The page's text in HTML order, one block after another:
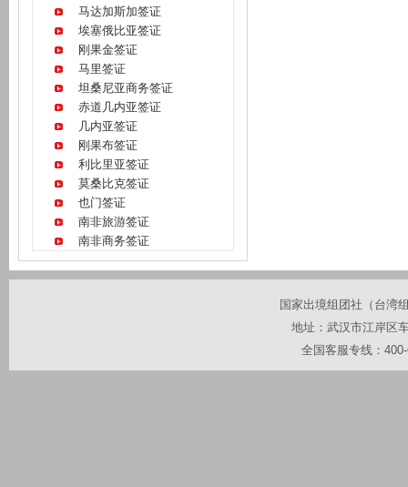
马达加斯加签证
埃塞俄比亚签证
刚果金签证
马里签证
坦桑尼亚商务签证
赤道几内亚签证
几内亚签证
刚果布签证
利比里亚签证
莫桑比克签证
也门签证
南非旅游签证
南非商务签证
国家出境组团社（台湾
地址：武汉市江岸区
全国客服专线：